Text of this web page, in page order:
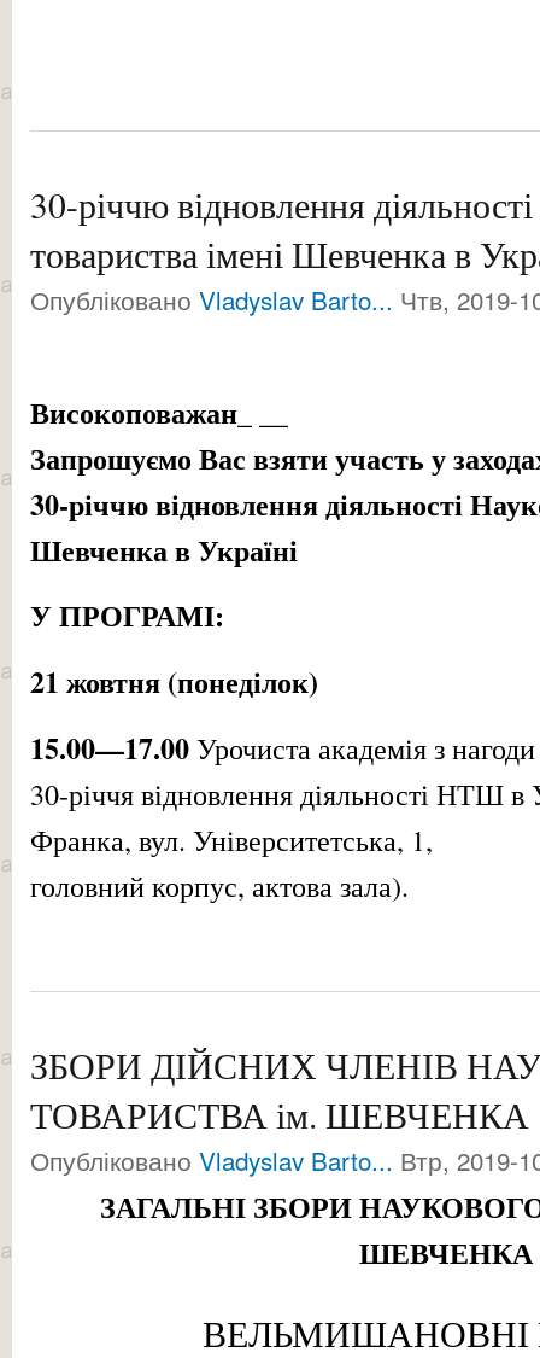
30-річчю відновлення
товариства імені Шевченка в
Опубліковано Vladyslav Barto... Чтв, 2019-
Високоповажан_ __
Запрошуємо Вас взяти участь у
30-річчю відновлення діяльності
Шевченка в Україні
У ПРОГРАМІ:
21 жовтня (понеділок)
15.00—17.00Урочиста академія з нагоди
30-річчя відновлення діяльності НТШ
Франка, вул. Університетська, 1,
головний корпус, актова зала).
ЗБОРИ ДІЙСНИХ ЧЛЕНІВ
ТОВАРИСТВА ім. ШЕВЧЕНКА
Опубліковано Vladyslav Barto... Втр, 2019-
ЗАГАЛЬНІ ЗБОРИ
ШЕВЧЕНКА
ВЕЛЬМИШАНОВНІ